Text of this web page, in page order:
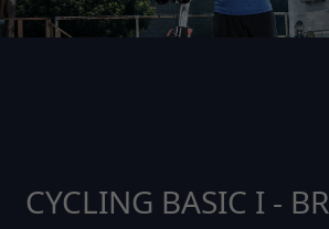
CYCLING BASIC I -